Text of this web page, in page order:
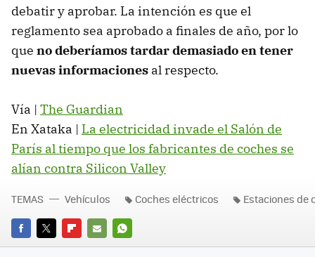
debatir y aprobar. La intención es que el
reglamento sea aprobado a finales de año, por lo
que no deberíamos tardar demasiado en tener
nuevas informaciones al respecto.
Vía | The Guardian
En Xataka | La electricidad invade el Salón de
París al tiempo que los fabricantes de coches se
alían contra Silicon Valley
FACEBOOK
TWITTERFLIPBOARD
E-
WHATSAPP
TEMAS Vehículos Coches eléctricos Estaciones de